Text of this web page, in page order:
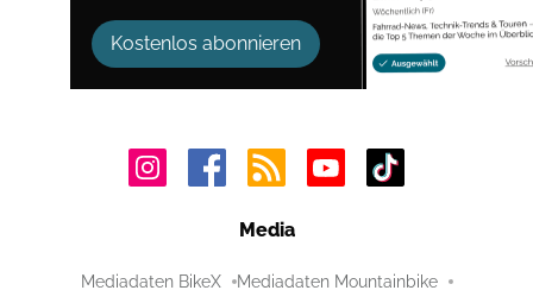
Kostenlos abonnieren
Media
Mediadaten BikeX Mediadaten Mountainbike